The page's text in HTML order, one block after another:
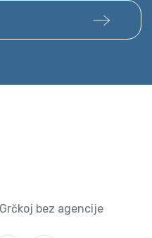
bez agencije